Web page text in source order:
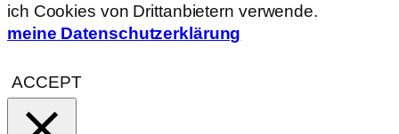
ich Cookies von Drittanbietern verwende.
meine Datenschutzerklärung
ACCEPT